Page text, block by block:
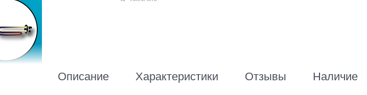
Описание Характеристики Отзывы Наличие